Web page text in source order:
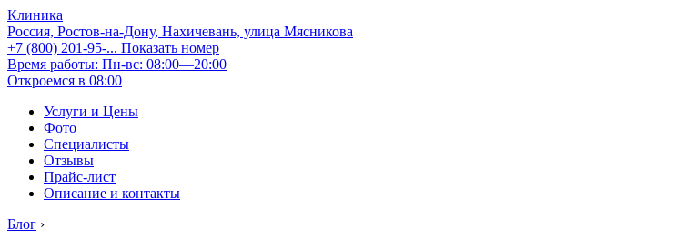
Клиника
Россия, Ростов-на-Дону, Нахичевань, улица Мясникова
+7 (800) 201-95-... Показать номер
Время работы: Пн-вс: 08:00—20:00
Откроемся в 08:00
Услуги и Цены
Фото
Специалисты
Отзывы
Прайс-лист
Описание и контакты
Блог ›